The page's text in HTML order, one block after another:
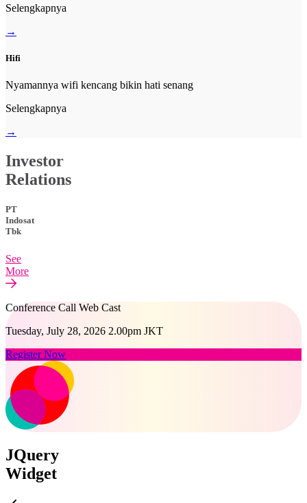
Selengkapnya
→
Hifi
Nyamannya wifi kencang bikin hati senang
Selengkapnya
→
Investor
Relations
PT
Indosat
Tbk
See
More
Conference Call Web Cast
Tuesday, July 28, 2026 2.00pm JKT
Register Now
JQuery
Widget